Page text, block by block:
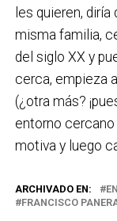
les quieren,
misma familia,
del siglo XX y
cerca, empieza
(¿otra más?
entorno cercano
motiva y luego
ARCHIVADO EN:
FRANCISCO